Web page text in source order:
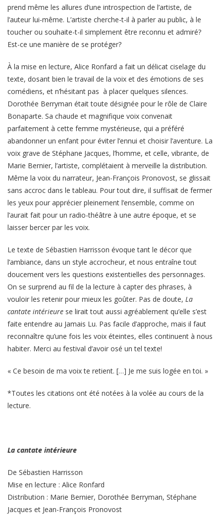
prend même les allures d’une introspection de l’artiste, de
l’auteur lui-même. L’artiste cherche-t-il à parler au public, à le
toucher ou souhaite-t-il simplement être reconnu et admiré?
Est-ce une manière de se protéger?
À la mise en lecture, Alice Ronfard a fait un délicat ciselage du
texte, dosant bien le travail de la voix et des émotions de ses
comédiens, et n’hésitant pas à placer quelques silences.
Dorothée Berryman était toute désignée pour le rôle de Claire
Bonaparte. Sa chaude et magnifique voix convenait
parfaitement à cette femme mystérieuse, qui a préféré
abandonner un enfant pour éviter l’ennui et choisir l’aventure. La
voix grave de Stéphane Jacques, l’homme, et celle, vibrante, de
Marie Bernier, l’artiste, complétaient à merveille la distribution.
Même la voix du narrateur, Jean-François Pronovost, se glissait
sans accroc dans le tableau. Pour tout dire, il suffisait de fermer
les yeux pour apprécier pleinement l’ensemble, comme on
l’aurait fait pour un radio-théâtre à une autre époque, et se
laisser bercer par les voix.
Le texte de Sébastien Harrisson évoque tant le décor que
l’ambiance, dans un style accrocheur, et nous entraîne tout
doucement vers les questions existentielles des personnages.
On se surprend au fil de la lecture à capter des phrases, à
vouloir les retenir pour mieux les goûter. Pas de doute, La
cantate intérieure se lirait tout aussi agréablement qu’elle s’est
faite entendre au Jamais Lu. Pas facile d’approche, mais il faut
reconnaître qu’une fois les voix éteintes, elles continuent à nous
habiter. Merci au festival d’avoir osé un tel texte!
« Ce besoin de ma voix te retient. […] Je me suis logée en toi. »
*Toutes les citations ont été notées à la volée au cours de la
lecture.
La cantate intérieure
De Sébastien Harrisson
Mise en lecture : Alice Ronfard
Distribution : Marie Bernier, Dorothée Berryman, Stéphane
Jacques et Jean-François Pronovost